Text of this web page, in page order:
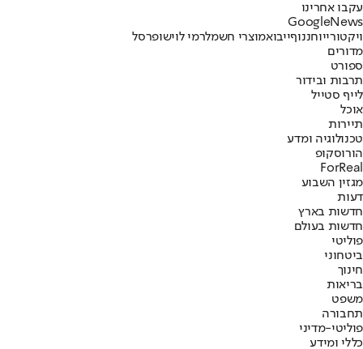
עקבו אחרינו
Googl eNews
ויקטורייוחננוףייבואמוצרי חשמלרמי לוישופרסל
מדורים
ספורט
תרבות ובידור
לייף סטייל
אוכל
תיירות
טכנולוגיה ומדע
הורוסקופ
ForReal
מגזין השבוע
דעות
חדשות בארץ
חדשות בעולם
פוליטי
ביטחוני
חינוך
בריאות
משפט
תחבורה
פוליטי-מדיני
כללי ומידע